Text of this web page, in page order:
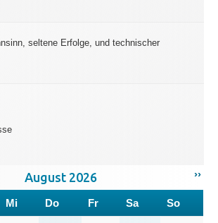
seltene Erfolge, und technischer
››
August 2026
Mi Do Fr Sa So